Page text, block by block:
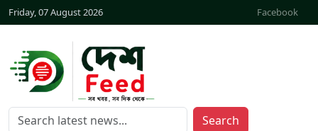
Friday, 07 August 2026 Facebook
Search